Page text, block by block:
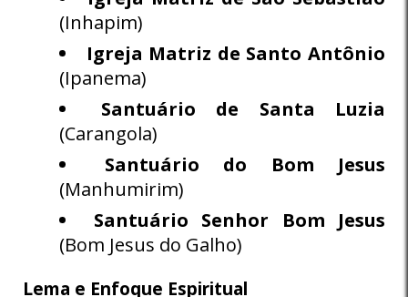
(Inhapim)
Igreja Matriz de Santo Antônio
(Ipanema)
Santuário de Santa Luzia
(Carangola)
Santuário do Bom Jesus
(Manhumirim)
Santuário Senhor Bom Jesus
(Bom Jesus do Galho)
Lema e Enfoque Espiritual